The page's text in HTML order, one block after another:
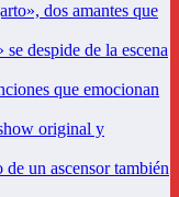
dos amantes que
despide de la escena
que emocionan
original y
un ascensor también